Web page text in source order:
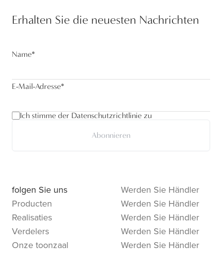
Erhalten Sie die neuesten Nachrichten
Name*
E-Mail-Adresse*
Ich stimme der Datenschutzrichtlinie zu
Abonnieren
folgen Sie uns
Producten
Realisaties
Verdelers
Onze toonzaal
Werden Sie Händler
Werden Sie Händler
Werden Sie Händler
Werden Sie Händler
Werden Sie Händler